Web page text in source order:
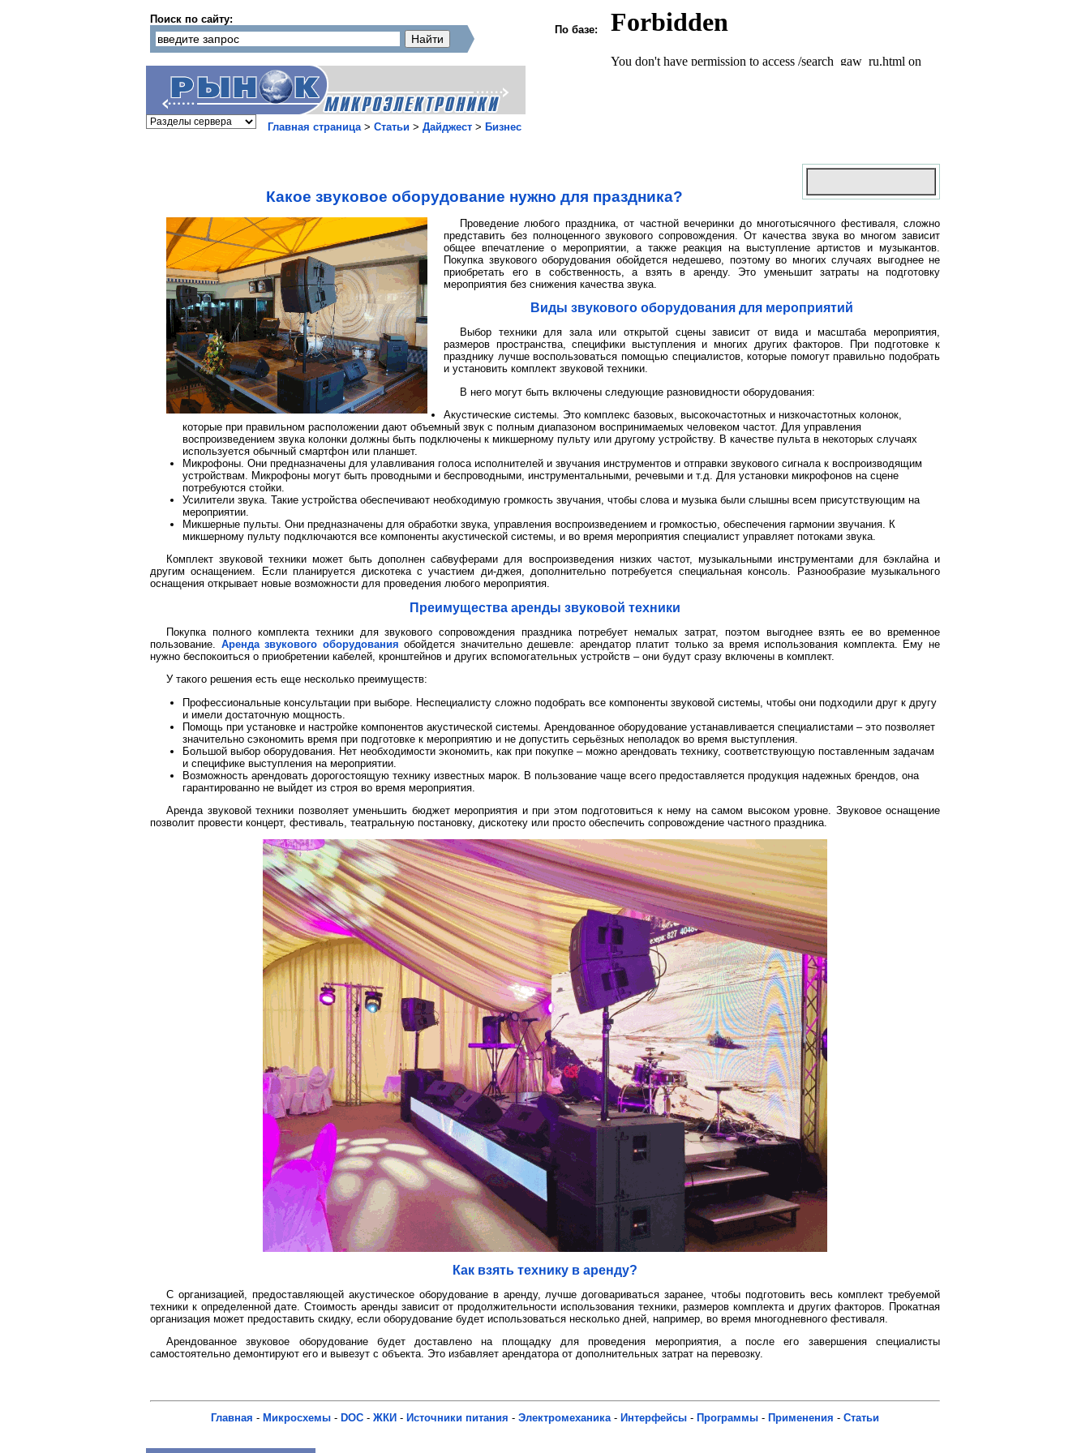
Поиск по сайту:
По базе:
Главная страница> Статьи > Дайджест > Бизнес
Какое звуковое оборудование нужно для праздника?
Проведение любого праздника, от частной вечеринки до многотысячного фестиваля, сложно
представить без полноценного звукового сопровождения. От качества звука во многом зависит
общее впечатление о мероприятии, а также реакция на выступление артистов и музыкантов.
Покупка звукового оборудования обойдется недешево, поэтому во многих случаях выгоднее не
приобретать его в собственность, а взять в аренду. Это уменьшит затраты на подготовку
мероприятия без снижения качества звука.
Виды звукового оборудования для мероприятий
Выбор техники для зала или открытой сцены зависит от вида и масштаба мероприятия,
размеров пространства, специфики выступления и многих других факторов. При подготовке к
празднику лучше воспользоваться помощью специалистов, которые помогут правильно подобрать
и установить комплект звуковой техники.
В него могут быть включены следующие разновидности оборудования:
Акустические системы. Это комплекс базовых, высокочастотных и низкочастотных колонок,
которые при правильном расположении дают объемный звук с полным диапазоном воспринимаемых человеком частот. Для управления
воспроизведением звука колонки должны быть подключены к микшерному пульту или другому устройству. В качестве пульта в некоторых случаях
используется обычный смартфон или планшет.
Микрофоны. Они предназначены для улавливания голоса исполнителей и звучания инструментов и отправки звукового сигнала к воспроизводящим
устройствам. Микрофоны могут быть проводными и беспроводными, инструментальными, речевыми и т.д. Для установки микрофонов на сцене
потребуются стойки.
Усилители звука. Такие устройства обеспечивают необходимую громкость звучания, чтобы слова и музыка были слышны всем присутствующим на
мероприятии.
Микшерные пульты. Они предназначены для обработки звука, управления воспроизведением и громкостью, обеспечения гармонии звучания. К
микшерному пульту подключаются все компоненты акустической системы, и во время мероприятия специалист управляет потоками звука.
Комплект звуковой техники может быть дополнен сабвуферами для воспроизведения низких частот, музыкальными инструментами для бэклайна и
другим оснащением. Если планируется дискотека с участием ди-джея, дополнительно потребуется специальная консоль. Разнообразие музыкального
оснащения открывает новые возможности для проведения любого мероприятия.
Преимущества аренды звуковой техники
Покупка полного комплекта техники для звукового сопровождения праздника потребует немалых затрат, поэтом выгоднее взять ее во временное
пользование. Аренда звукового оборудования обойдется значительно дешевле: арендатор платит только за время использования комплекта. Ему не
нужно беспокоиться о приобретении кабелей, кронштейнов и других вспомогательных устройств – они будут сразу включены в комплект.
У такого решения есть еще несколько преимуществ:
Профессиональные консультации при выборе. Неспециалисту сложно подобрать все компоненты звуковой системы, чтобы они подходили друг к другу
и имели достаточную мощность.
Помощь при установке и настройке компонентов акустической системы. Арендованное оборудование устанавливается специалистами – это позволяет
значительно сэкономить время при подготовке к мероприятию и не допустить серьёзных неполадок во время выступления.
Большой выбор оборудования. Нет необходимости экономить, как при покупке – можно арендовать технику, соответствующую поставленным задачам
и специфике выступления на мероприятии.
Возможность арендовать дорогостоящую технику известных марок. В пользование чаще всего предоставляется продукция надежных брендов, она
гарантированно не выйдет из строя во время мероприятия.
Аренда звуковой техники позволяет уменьшить бюджет мероприятия и при этом подготовиться к нему на самом высоком уровне. Звуковое оснащение
позволит провести концерт, фестиваль, театральную постановку, дискотеку или просто обеспечить сопровождение частного праздника.
Как взять технику в аренду?
С организацией, предоставляющей акустическое оборудование в аренду, лучше договариваться заранее, чтобы подготовить весь комплект требуемой
техники к определенной дате. Стоимость аренды зависит от продолжительности использования техники, размеров комплекта и других факторов. Прокатная
организация может предоставить скидку, если оборудование будет использоваться несколько дней, например, во время многодневного фестиваля.
Арендованное звуковое оборудование будет доставлено на площадку для проведения мероприятия, а после его завершения специалисты
самостоятельно демонтируют его и вывезут с объекта. Это избавляет арендатора от дополнительных затрат на перевозку.
Главная - Микросхемы - DOC - ЖКИ - Источники питания - Электромеханика- Интерфейсы - Программы - Применения - Статьи